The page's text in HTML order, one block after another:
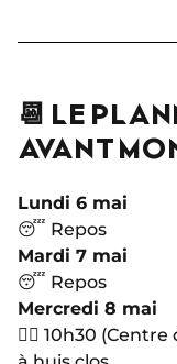
📆 LE
AVANT
Lundi 6 mai
😴 Repos
Mardi 7 mai
😴 Repos
Mercredi 8 mai
🏋🏻 10h30